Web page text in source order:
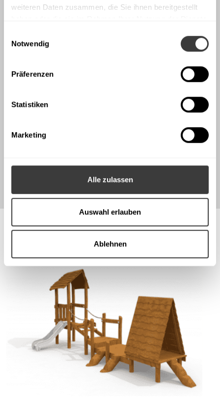
weiteren Daten zusammen, die Sie ihnen bereitgestellt
Notwendig
Präferenzen
Statistiken
Marketing
Alle zulassen
Auswahl erlauben
Ablehnen
WEITER